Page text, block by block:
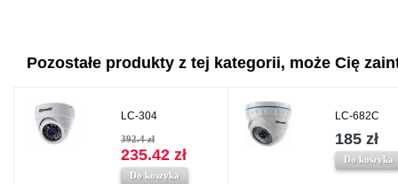
Pozostałe produkty z tej kategorii, może Cię
LC-304
392.4 zł
235.42 zł
Do koszyka
LC-682C
185 zł
Do koszyka